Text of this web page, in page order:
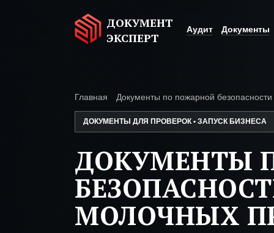
ДОКУМЕНТ
ЭКСПЕРТ
Аудит Документы
Главная Документы по пожарной безопасности
ДОКУМЕНТЫ ДЛЯ ПРОВЕРОК • ЗАПУСК БИЗНЕСА
ДОКУМЕНТЫ
МОЛОЧНЫХ